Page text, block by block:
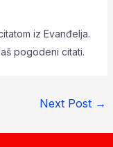
iz Evanđelja.
pogodeni citati.
Next Post →